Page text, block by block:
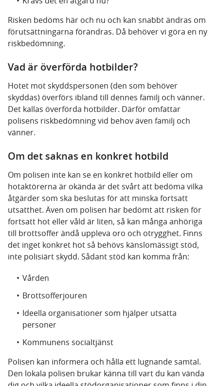
Risken bedöms här och nu och kan snabbt ändras om
förutsättningarna förändras. Då behöver vi göra en ny
riskbedömning.
Vad är överförda hotbilder?
Hotet mot skyddspersonen (den som behöver
skyddas) överförs ibland till dennes familj och vänner.
Det kallas överförda hotbilder. Därför omfattar
polisens riskbedömning vid behov även familj och
vänner.
Om det saknas en konkret hotbild
Om polisen inte kan se en konkret hotbild eller om
hotaktörerna är okända är det svårt att bedöma vilka
åtgärder som ska beslutas för att minska fortsatt
utsatthet. Även om polisen har bedömt att risken för
fortsatt hot eller våld är liten, så kan många anhöriga
till brottsoffer ändå uppleva oro och otrygghet. Finns
det inget konkret hot så behövs känslomässigt stöd,
inte polisiärt skydd. Sådant stöd kan komma från:
Vården
Brottsofferjouren
Ideella organisationer som hjälper utsatta
personer
Kommunens socialtjänst
Polisen kan informera och hålla ett lugnande samtal.
Den lokala polisen brukar känna till vart du kan vända